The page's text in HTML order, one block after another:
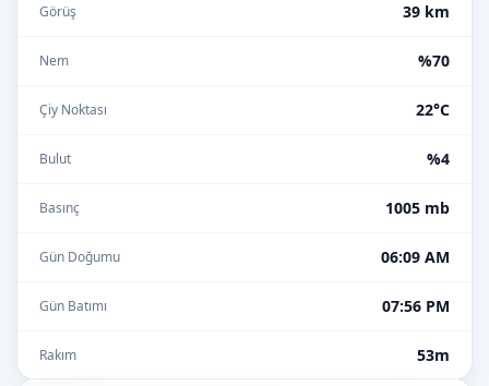
Görüş 39 km
Nem %70
Çiy Noktası 22°C
Bulut %4
Basınç 1005 mb
Gün Doğumu 06:09 AM
Gün Batımı 07:56 PM
Rakım 53m